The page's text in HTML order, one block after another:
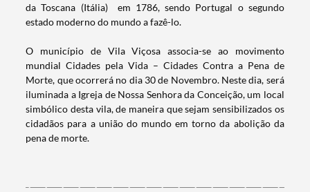
Termo de Pesquisa
da Toscana (Itália) em 1786, sendo Portugal o segundo
estado moderno do mundo a fazê-lo.
O município de Vila Viçosa associa-se ao movimento
mundial Cidades pela Vida – Cidades Contra a Pena de
Morte, que ocorrerá no dia 30 de Novembro. Neste dia, será
iluminada a Igreja de Nossa Senhora da Conceição, um local
simbólico desta vila, de maneira que sejam sensibilizados os
cidadãos para a união do mundo em torno da abolição da
pena de morte.